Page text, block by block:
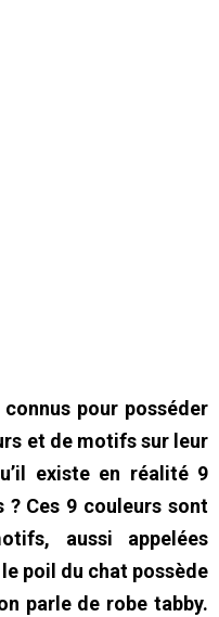
pour posséder
et de motifs sur leur
existe en réalité 9
Ces 9 couleurs sont
aussi appelées
poil du chat possède
parle de robe tabby.